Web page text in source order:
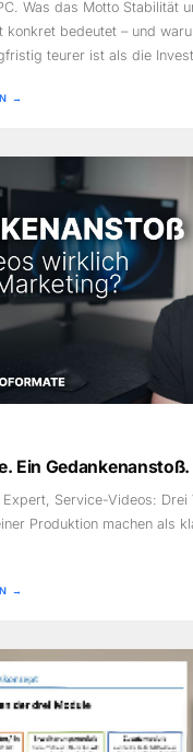
Was das Motto Stabilität
konkret bedeutet – und
teurer ist als die
→
Ein Gedankenanstoß.
Service-Videos: Drei
Produktion machen als
→